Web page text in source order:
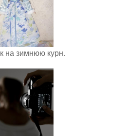
на зимнюю курн.